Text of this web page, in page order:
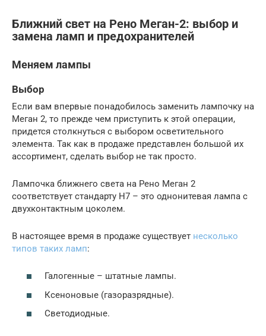
Ближний свет на Рено Меган-2: выбор и
замена ламп и предохранителей
Меняем лампы
Выбор
Если вам впервые понадобилось заменить лампочку на
Меган 2, то прежде чем приступить к этой операции,
придется столкнуться с выбором осветительного
элемента. Так как в продаже представлен большой их
ассортимент, сделать выбор не так просто.
Лампочка ближнего света на Рено Меган 2
соответствует стандарту H7 – это однонитевая лампа с
двухконтактным цоколем.
В настоящее время в продаже существует несколько
типов таких ламп:
Галогенные – штатные лампы.
Ксеноновые (газоразрядные).
Светодиодные.